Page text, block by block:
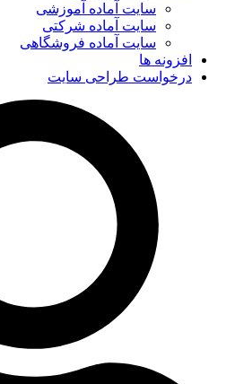
سایت آماده آموزشی
سایت آماده شرکتی
سایت آماده فروشگاهی
افزونه ها
درخواست طراحی سایت